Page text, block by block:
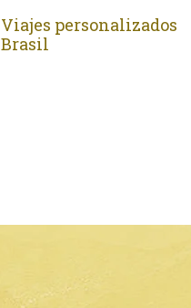
Viajes personalizados
Brasil